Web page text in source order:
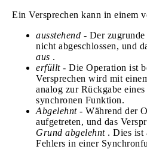
Ein Versprechen kann in einem
ausstehend - Der
nicht abgeschlossen, und
aus .
erfüllt- Die Operation ist
Versprechen wird mit
analog zur Rückgabe
synchronen Funktion.
Abgelehnt- Während der
aufgetreten, und das
Grund abgelehnt. Dies ist
Fehlers in einer